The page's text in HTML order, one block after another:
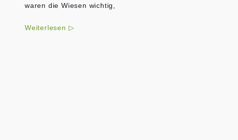
waren die Wiesen wichtig,
Weiterlesen ▷